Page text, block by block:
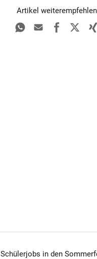
Artikel weiterempfehlen
Schülerjobs in den